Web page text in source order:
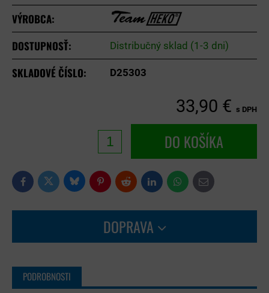
VÝROBCA:
DOSTUPNOSŤ:
Distribučný sklad (1-3 dni)
SKLADOVÉ ČÍSLO: D25303
33,90 € s DPH
DO KOŠÍKA
FacebookTwitter BlueskyPinterestReddit LinkedInWhatsApp
E-
mail
DOPRAVA
PODROBNOSTI